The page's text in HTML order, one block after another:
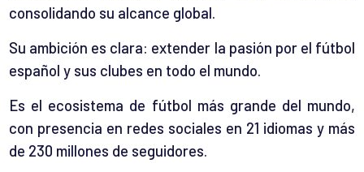
consolidando su alcance global.
Su ambición es clara: extender la pasión por el fútbol
español y sus clubes en todo el mundo.
Es el ecosistema de fútbol más grande del mundo,
con presencia en redes sociales en 21 idiomas y más
de 230 millones de seguidores.